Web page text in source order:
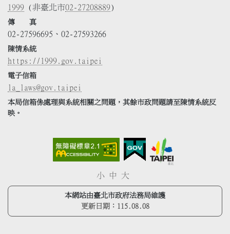
1999 (非臺北市02-27208889)
傳 真
02-27596695、02-27593266
陳情系統
https://1999.gov.taipei
電子信箱
la_laws@gov.taipei
本局信箱係處理與系統相關之問題，其餘市政問題請至陳情系統反
映。
小 中 大
本網站由臺北市政府法務局維護
更新日期： 115.08.08